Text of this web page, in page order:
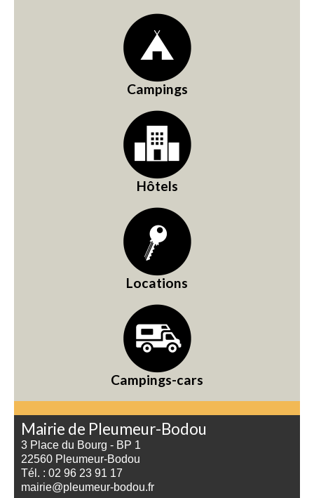
Campings
Hôtels
Locations
Campings-cars
Mairie de Pleumeur-Bodou
3 Place du Bourg - BP 1
22560 Pleumeur-Bodou
Tél. : 02 96 23 91 17
mairie@pleumeur-bodou.fr